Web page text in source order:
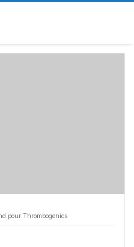
pour Thrombogenics